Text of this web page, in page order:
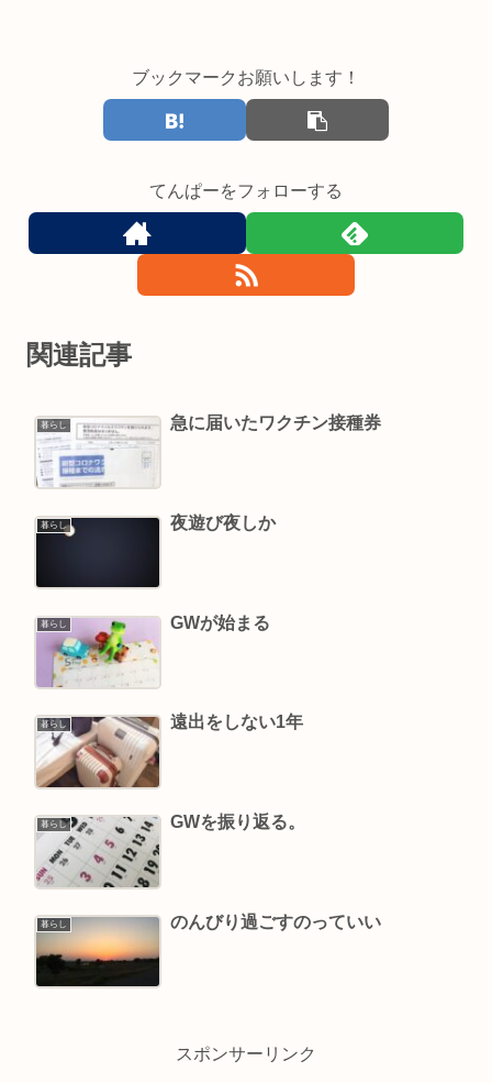
ブックマークお願いします！
てんぱーをフォローする
関連記事
暮らし 急に届いたワクチン接種券
暮らし 夜遊び夜しか
暮らし GWが始まる
暮らし 遠出をしない1年
暮らし GWを振り返る。
暮らし のんびり過ごすのっていい
スポンサーリンク